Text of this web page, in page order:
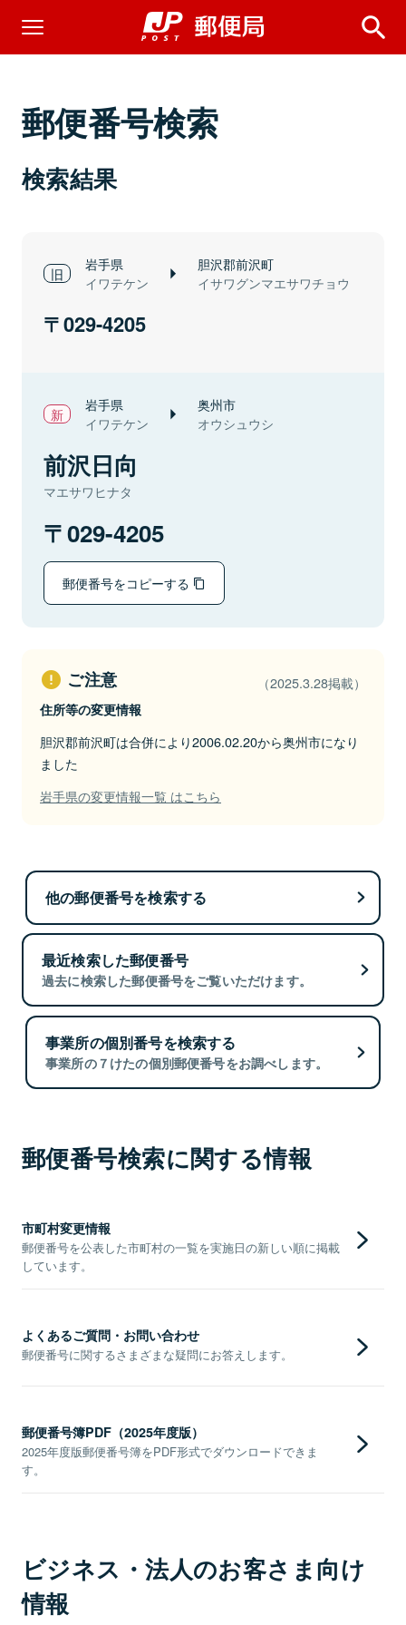
郵便番号検索
検索結果
岩手県
イワテケン
胆沢郡前沢町
イサワグンマエサワチョウ
029-4205
岩手県
イワテケン
奥州市
オウシュウシ
前沢日向
マエサワヒナタ
029-4205
郵便番号をコピーする
ご注意 （2025.3.28掲載）
住所等の変更情報
胆沢郡前沢町は合併により2006.02.20から奥州市になり
ました
岩手県の変更情報一覧 はこちら
他の郵便番号を検索する
最近検索した郵便番号
過去に検索した郵便番号をご覧いただけます。
事業所の個別番号を検索する
事業所の７けたの個別郵便番号をお調べします。
郵便番号検索に関する情報
市町村変更情報
郵便番号を公表した市町村の一覧を実施日の新しい順に掲載
しています。
よくあるご質問・お問い合わせ
郵便番号に関するさまざまな疑問にお答えします。
郵便番号簿PDF（2025年度版）
2025年度版郵便番号簿をPDF形式でダウンロードできま
す。
ビジネス・法人のお客さま向け
情報